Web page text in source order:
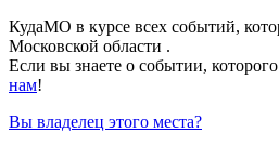
КудаМО в курсе всех событий,
Московской области .
Если вы знаете о событии,
нам!
Вы владелец этого места?